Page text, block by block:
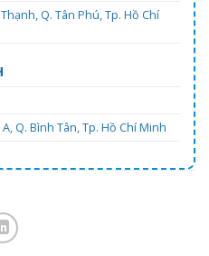
Q. Tân Phú, Tp. Hồ Chí
Q. Bình Tân, Tp. Hồ Chí Minh